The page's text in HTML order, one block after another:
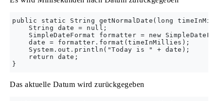
public static String getNormalDate(long
    String date = null;
SimpleDateFormat formatter = new
    date = formatter.format(timeInMillies);
    System.out.println("Today is " + date);
    return date;
Das aktuelle Datum wird zurückgegeben